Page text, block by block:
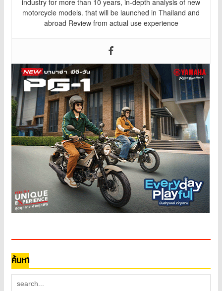
industry for more than 10 years, in-depth analysis of new
motorcycle models. that will be launched in Thailand and
abroad Review from actual use experience
ค้นหา